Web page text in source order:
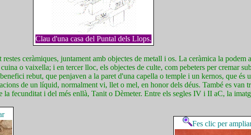
Clau d'una casa del Puntal dels Llops.
ceràmiques, juntament amb objectes de metall i os. La ceràmica la podem
o vaixella; i en tercer lloc, els objectes de culte, com pebeters per cremar
rebut, que penjaven a la paret d'una capella o temple i un kernos, que és
de un líquid, normalment vi, llet o mel, en honor dels déus. També es van
la fecunditat i del més enllà, Tanit o Dèmeter. Entre els segles IV i II aC, la
Fes clic per